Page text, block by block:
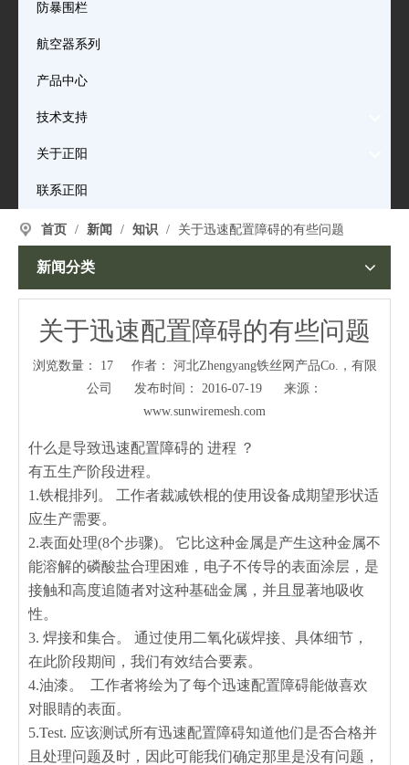
防暴围栏
航空器系列
产品中心
技术支持
关于正阳
联系正阳
首页 / 新闻 / 知识 / 关于迅速配置障碍的有些问题
新闻分类
关于迅速配置障碍的有些问题
浏览数量： 17作者： 河北Zhengyang铁丝网产品Co.，有限
公司 发布时间： 2016-07-19 来源：
www.sunwiremesh.com
["wechat","weibo","qzone","douban","email"]
什么是导致迅速配置障碍的 进程 ？
有五生产阶段进程。
1.铁棍排列。 工作者裁减铁棍的使用设备成期望形状适
应生产需要。
2.表面处理(8个步骤)。 它比这种金属是产生这种金属不
能溶解的磷酸盐合理困难，电子不传导的表面涂层，是
接触和高度追随者对这种基础金属，并且显著地吸收
性。
3. 焊接和集合。 通过使用二氧化碳焊接、具体细节，
在此阶段期间，我们有效结合要素。
4.油漆。 工作者将绘为了每个迅速配置障碍能做喜欢
对眼睛的表面。
5.Test. 应该测试所有迅速配置障碍知道他们是否合格并
且处理问题及时，因此可能我们确定那里是没有问题，